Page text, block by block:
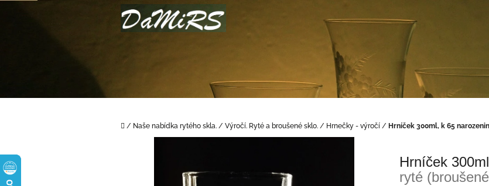
Domů
/ Naše nabídka rytého skla. / Výročí. Ryté a broušené sklo. / Hrnečky - výročí / Hrníček 300ml, k 65
Hrníček
ryté